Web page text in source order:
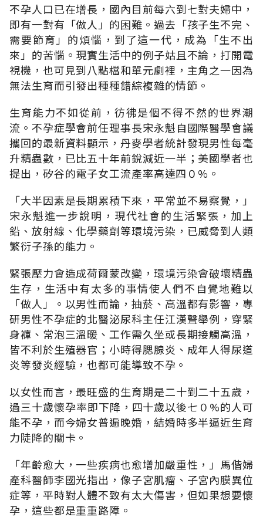
不孕人口已在增長，國內目前每六到七對夫婦中，
即有一對有「做人」的困難。過去「孩子生不完、
需要節育」的煩惱，到了這一代，成為「生不出
來」的苦惱。現實生活中的例子姑且不論，打開電
視機，也可見到八點檔和單元劇裡，主角之一因為
無法生育而引發出種種錯綜複雜的情節。
生育能力不如從前，彷彿是個不得不然的世界潮
流。不孕症學會前任理事長宋永魁自國際醫學會議
攜回的最新資料顯示，丹麥學者統計發現男性每毫
升精蟲數，已比五十年前銳減近一半；美國學者也
提出，矽谷的電子女工流產率高達四０%。
「大半因素是長期累積下來，平常並不易察覺，」
宋永魁進一步說明，現代社會的生活緊張，加上
鉛、放射線、化學藥劑等環境污染，已威脅到人類
繁衍子孫的能力。
緊張壓力會造成荷爾蒙改變，環境污染會破壞精蟲
生存，生活中有太多的事情使人們不自覺地難以
「做人」。以男性而論，抽菸、高溫都有影響，專
研男性不孕症的北醫泌尿科主任江漢聲舉例，穿緊
身褲、常泡三溫暖、工作需久坐或長期接觸高溫，
皆不利於生殖器官；小時得腮腺炎、成年人得尿道
炎等發炎經驗，也都可能導致不孕。
以女性而言，最旺盛的生育期是二十到二十五歲，
過三十歲懷孕率即下降，四十歲以後七０%的人可
能不孕，而今婦女普遍晚婚，結婚時多半逼近生育
力陡降的關卡。
「年齡愈大，一些疾病也愈增加嚴重性，」馬偕婦
產科醫師李國光指出，像子宮肌瘤、子宮內膜異位
症等，平時對人體不致有太大傷害，但如果想要懷
孕，這些都是重重路障。